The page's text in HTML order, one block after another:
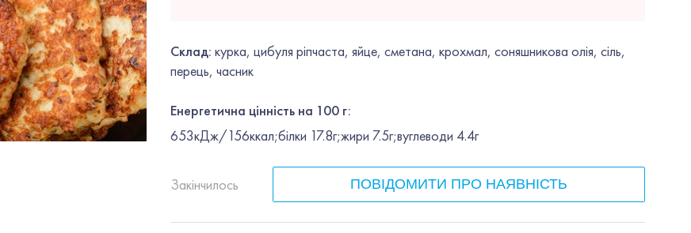
Склад: курка, цибуля ріпчаста, яйце, сметана, крохмал, соняшникова олія, сіль,
перець, часник
Енергетична цінність на 100 г:
653кДж/156ккал;білки 17.8г;жири 7.5г;вуглеводи 4.4г
Закінчилось ПОВІДОМИТИ ПРО НАЯВНІСТЬ